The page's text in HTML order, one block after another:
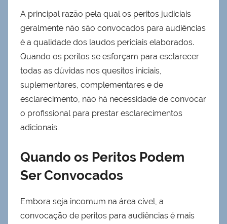
A principal razão pela qual os peritos judiciais
geralmente não são convocados para audiências
é a qualidade dos laudos periciais elaborados.
Quando os peritos se esforçam para esclarecer
todas as dúvidas nos quesitos iniciais,
suplementares, complementares e de
esclarecimento, não há necessidade de convocar
o profissional para prestar esclarecimentos
adicionais.
Quando os Peritos Podem
Ser Convocados
Embora seja incomum na área cível, a
convocação de peritos para audiências é mais